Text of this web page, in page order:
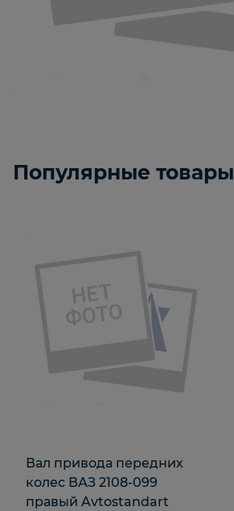
Популярные товары
Вал привода передних
колес ВАЗ 2108-099
правый Avtostandart